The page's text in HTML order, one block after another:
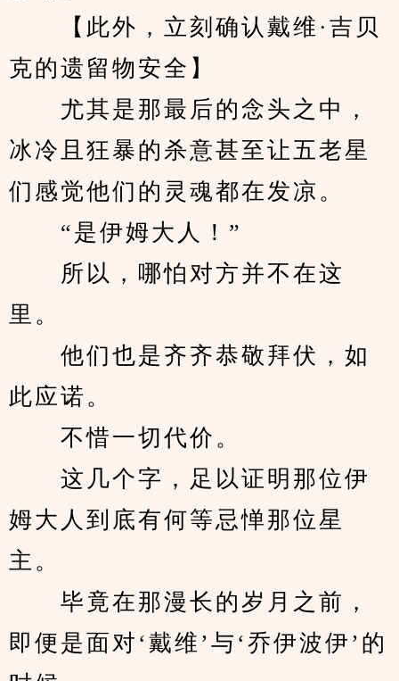
【此外，立刻确认戴维·吉贝
克的遗留物安全】
尤其是那最后的念头之中，
冰冷且狂暴的杀意甚至让五老星
们感觉他们的灵魂都在发凉。
“是伊姆大人！”
所以，哪怕对方并不在这
里。
他们也是齐齐恭敬拜伏，如
此应诺。
不惜一切代价。
这几个字，足以证明那位伊
姆大人到底有何等忌惮那位星
主。
毕竟在那漫长的岁月之前，
即便是面对‘戴维’与‘乔伊波伊’的